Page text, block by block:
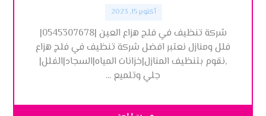
أكتوبر 15, 2023
شركة تنظيف في فلج هزاع العين |0545307678|
فلل ومنازل نعتبر افضل شركة تنظيف في فلج هزاع
,نقوم بتنظيف المنازل|خزانات المياه|السجاد|الفلل|
جلي وتلميع ...